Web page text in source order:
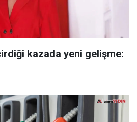
kazada yeni gelişme: